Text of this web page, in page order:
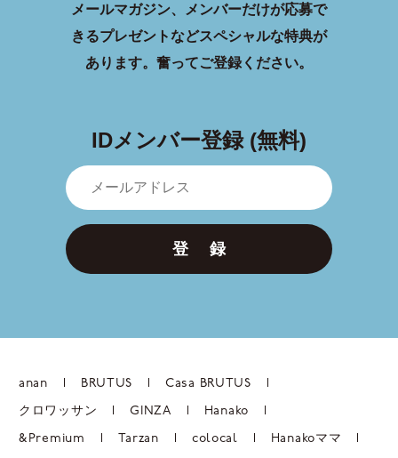
メールマガジン、メンバーだけが応募で
きるプレゼントなどスペシャルな特典が
あります。 奮ってご登録ください。
IDメンバー登録 (無料)
登 録
anan BRUTUS Casa BRUTUS
クロワッサン GINZA Hanako
&Premium Tarzan colocal Hanakoママ